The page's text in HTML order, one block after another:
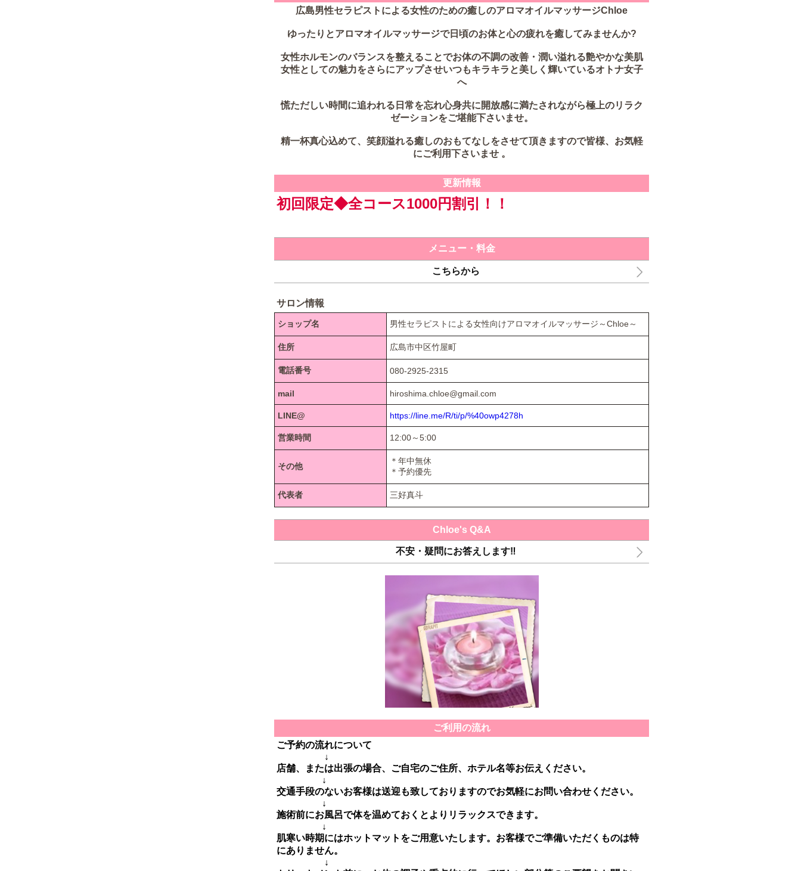
広島男性セラピストによる女性のための癒しのアロマオイルマッサージChloe
ゆったりとアロマオイルマッサージで日頃のお体と心の疲れを癒してみませんか?
女性ホルモンのバランスを整えることでお体の不調の改善・潤い溢れる艶やかな美肌
女性としての魅力をさらにアップさせいつもキラキラと美しく輝いているオトナ女子
へ
慌ただしい時間に追われる日常を忘れ心身共に開放感に満たされながら極上のリラク
ゼーションをご堪能下さいませ。
精一杯真心込めて、笑顔溢れる癒しのおもてなしをさせて頂きますので皆様、お気軽
にご利用下さいませ 。
更新情報
初回限定◆全コース1000円割引！！
メニュー・料金
こちらから
サロン情報
ショップ名 男性セラピストによる女性向けアロマオイルマッサージ～Chloe～
住所 広島市中区竹屋町
電話番号 080-2925-2315
mail hiroshima.chloe@gmail.com
LINE@ https://line.me/R/ti/p/%40owp4278h
営業時間 12:00～5:00
その他
＊年中無休
＊予約優先
代表者 三好真斗
Chloe's Q&A
不安・疑問にお答えします‼︎
ご利用の流れ
ご予約の流れについて
↓
店舗、または出張の場合、ご自宅のご住所、ホテル名等お伝えください。
↓
交通手段のないお客様は送迎も致しておりますのでお気軽にお問い合わせください。
↓
施術前にお風呂で体を温めておくとよりリラックスできます。
↓
肌寒い時期にはホットマットをご用意いたします。お客様でご準備いただくものは特
にありません。
↓